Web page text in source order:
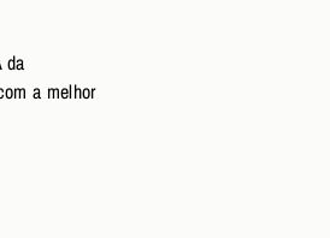
da
a melhor